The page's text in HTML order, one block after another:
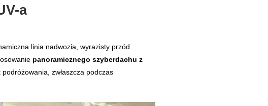
a
linia nadwozia, wyrazisty przód
panoramicznego szyberdachu z
zwłaszcza podczas